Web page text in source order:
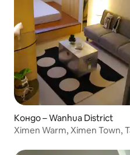
Кондо – Wanhua District
Ximen Warm, Ximen Town,
минути от